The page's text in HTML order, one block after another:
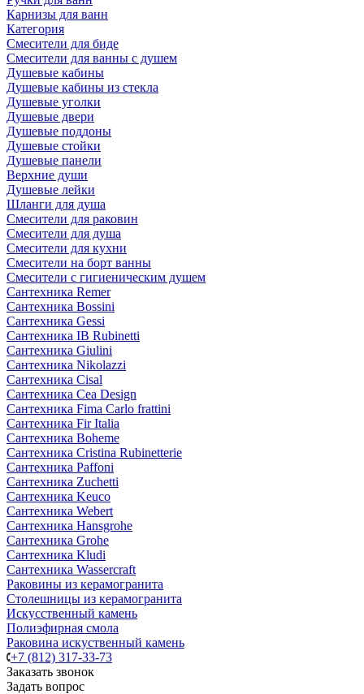
Карнизы для ванн
Категория
Смесители для биде
Смесители для ванны с душем
Душевые кабины
Душевые кабины из стекла
Душевые уголки
Душевые двери
Душевые поддоны
Душевые стойки
Душевые панели
Верхние души
Душевые лейки
Шланги для душа
Смесители для раковин
Смесители для душа
Смесители для кухни
Смесители на борт ванны
Смесители с гигиеническим душем
Сантехника Remer
Сантехника Bossini
Сантехника Gessi
Сантехника IB Rubinetti
Сантехника Giulini
Сантехника Nikolazzi
Сантехника Cisal
Сантехника Cea Design
Сантехника Fima Carlo frattini
Сантехника Fir Italia
Сантехника Boheme
Сантехника Cristina Rubinetterie
Сантехника Paffoni
Сантехника Zuchetti
Сантехника Keuco
Сантехника Webert
Сантехника Hansgrohe
Сантехника Grohe
Сантехника Kludi
Сантехника Wassercraft
Раковины из керамогранита
Столешницы из керамогранита
Искусственный камень
Полиэфирная смола
Раковина искуственный камень
+7 (812) 317-33-73
Заказать звонок
Задать вопрос